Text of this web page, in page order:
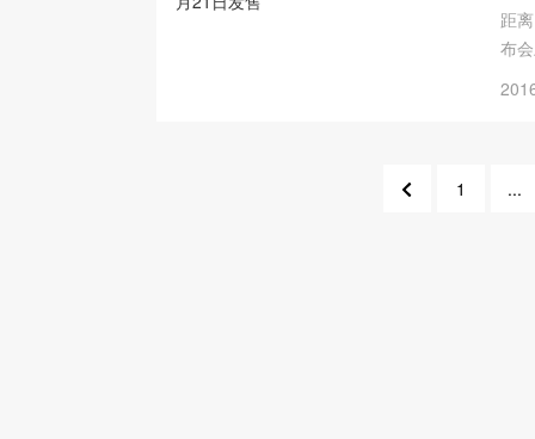
距
布
1209 1 ...